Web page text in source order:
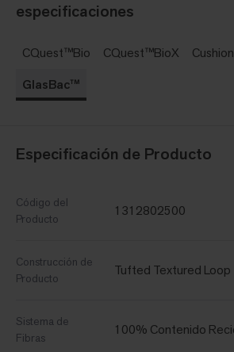
especificaciones
CQuest™Bio CQuest™BioX
GlasBac™
Especificación de Producto
Código del
Producto
1312802500
Construcción de
Producto
Tufted Textured Loop
Sistema de
Fibras
100% Contenido